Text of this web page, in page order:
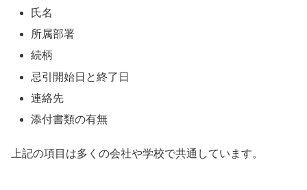
氏名
所属部署
続柄
忌引開始日と終了日
連絡先
添付書類の有無
上記の項目は多くの会社や学校で共通しています。